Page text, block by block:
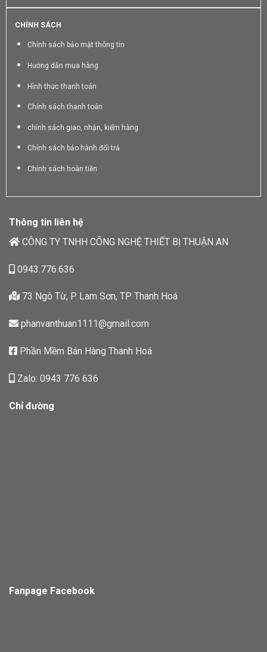
CHÍNH SÁCH
Chính sách bảo mật thông tin
Hướng dẫn mua hàng
Hình thức thanh toán
Chính sách thanh toán
chính sách giao, nhận, kiểm hàng
Chính sách bảo hành đổi trả
Chính sách hoàn tiền
Thông tin liên hệ
CÔNG TY TNHH CÔNG NGHỆ THIẾT BỊ THUẬN AN
0943.776.636
73 Ngô Từ, P Lam Sơn, TP Thanh Hoá
phanvanthuan1111@gmail.com
Phần Mềm Bán Hàng Thanh Hoá
Zalo: 0943 776 636
Chỉ đường
Fanpage Facebook